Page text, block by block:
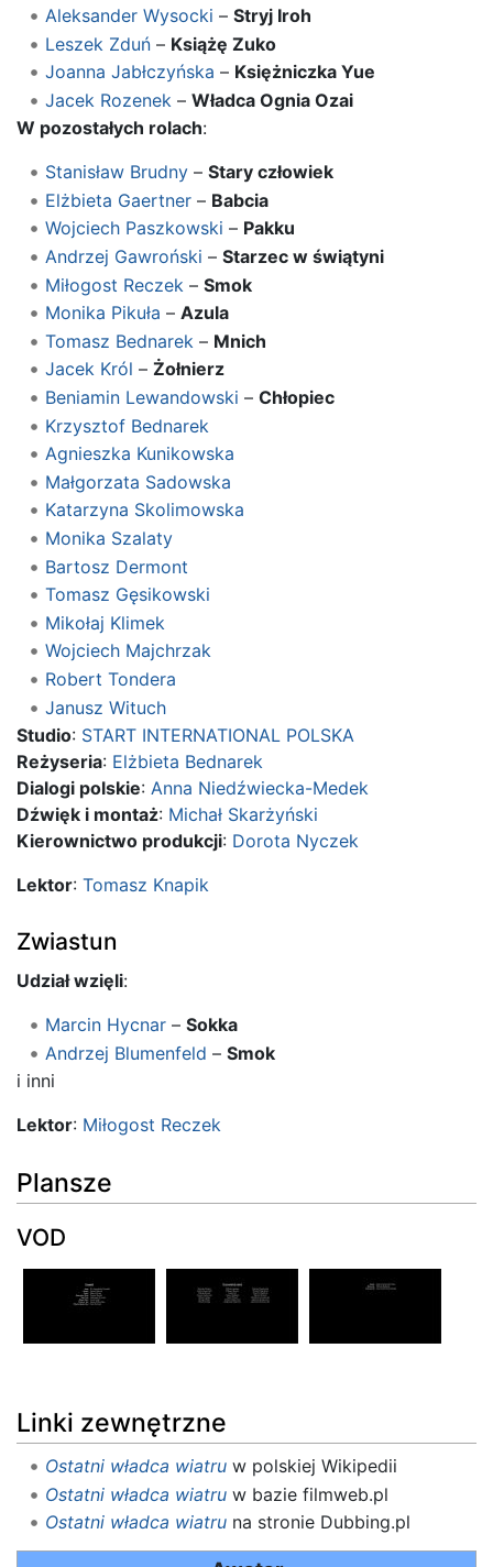
Aleksander Wysocki – Stryj Iroh
Leszek Zduń– Książę Zuko
Joanna Jabłczyńska – Księżniczka Yue
Jacek Rozenek – Władca Ognia Ozai
W pozostałych rolach:
Stanisław Brudny– Stary człowiek
Elżbieta Gaertner– Babcia
Wojciech Paszkowski – Pakku
Andrzej Gawroński – Starzec w świątyni
Miłogost Reczek – Smok
Monika Pikuła – Azula
Tomasz Bednarek – Mnich
Jacek Król – Żołnierz
Beniamin Lewandowski – Chłopiec
Krzysztof Bednarek
Agnieszka Kunikowska
Małgorzata Sadowska
Katarzyna Skolimowska
Monika Szalaty
Bartosz Dermont
Tomasz Gęsikowski
Mikołaj Klimek
Wojciech Majchrzak
Robert Tondera
Janusz Wituch
Studio: START INTERNATIONAL POLSKA
Reżyseria: Elżbieta Bednarek
Dialogi polskie: Anna Niedźwiecka-Medek
Dźwięk i montaż: Michał Skarżyński
Kierownictwo produkcji: Dorota Nyczek
Lektor: Tomasz Knapik
Zwiastun
Udział wzięli:
Marcin Hycnar– Sokka
Andrzej Blumenfeld – Smok
i inni
Lektor: Miłogost Reczek
Plansze
VOD
Linki zewnętrzne
Ostatni władca wiatruw polskiej Wikipedii
Ostatni władca wiatruw bazie filmweb.pl
Ostatni władca wiatruna stronie Dubbing.pl